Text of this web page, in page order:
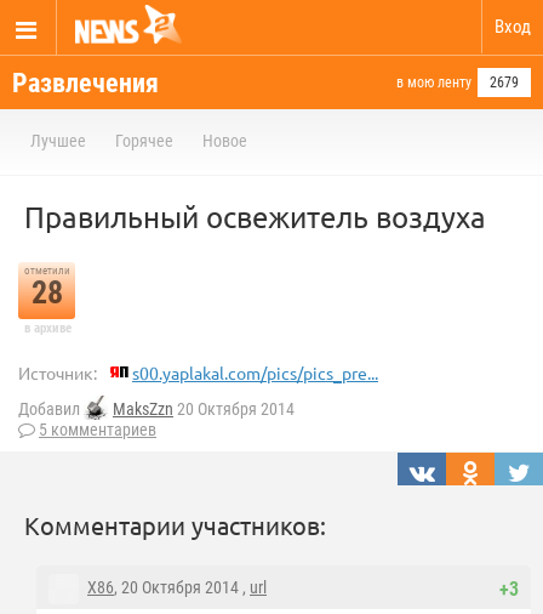
Вход
Развлечения в мою ленту 2679
Лучшее Горячее Новое
Правильный освежитель воздуха
отметили
28
в архиве
Источник: s00.yaplakal.com/pics/pics_pre...
Добавил MaksZzn 20 Октября 2014
5 комментариев
Комментарии участников:
+3
X86, 20 Октября 2014 , url